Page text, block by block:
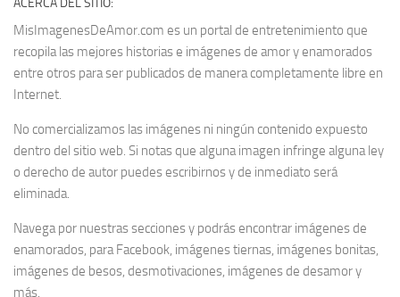
ACERCA DEL SITIO:
MisImagenesDeAmor.com es un portal de entretenimiento que
recopila las mejores historias e imágenes de amor y enamorados
entre otros para ser publicados de manera completamente libre en
Internet.
No comercializamos las imágenes ni ningún contenido expuesto
dentro del sitio web. Si notas que alguna imagen infringe alguna ley
o derecho de autor puedes escribirnos y de inmediato será
eliminada.
Navega por nuestras secciones y podrás encontrar imágenes de
enamorados, para Facebook, imágenes tiernas, imágenes bonitas,
imágenes de besos, desmotivaciones, imágenes de desamor y
más.